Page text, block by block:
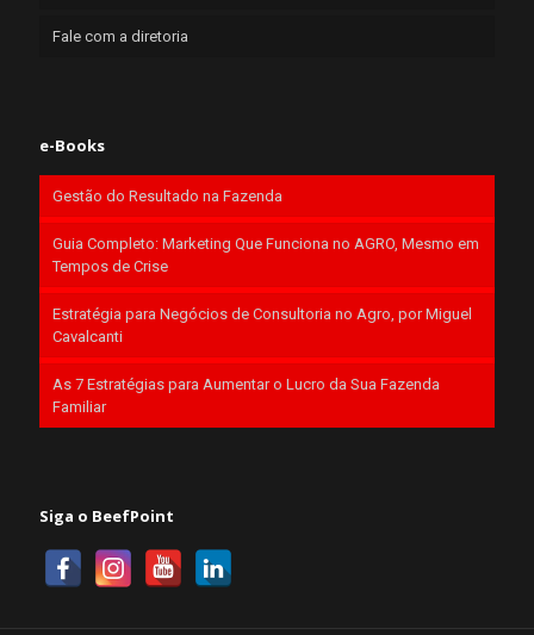
Fale com a diretoria
e-Books
Gestão do Resultado na Fazenda
Guia Completo: Marketing Que Funciona no AGRO, Mesmo em
Tempos de Crise
Estratégia para Negócios de Consultoria no Agro, por Miguel
Cavalcanti
As 7 Estratégias para Aumentar o Lucro da Sua Fazenda
Familiar
Siga o BeefPoint